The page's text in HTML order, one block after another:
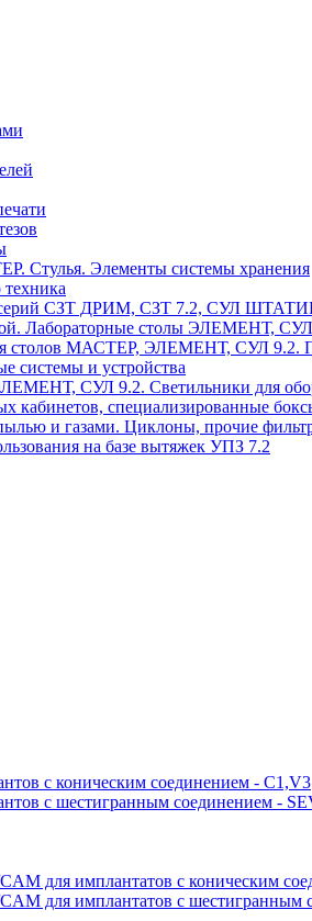
Стулья. Элементы системы хранения
СЗТ ДРИМ, СЗТ 7.2, СУЛ
Лабораторные столы ЭЛЕМЕНТ,
МАСТЕР, ЭЛЕМЕНТ, СУЛ 9.2.
системы и устройства
СУЛ 9.2. Светильники для
кабинетов, специализированные
и газами. Циклоны, прочие
на базе вытяжек УПЗ 7.2
с коническим соединением - C1,V3
с шестигранным соединением -
для имплантатов с коническим
для имплантатов с